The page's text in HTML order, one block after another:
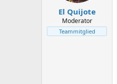
El Quijote
Moderator
Teammitglied